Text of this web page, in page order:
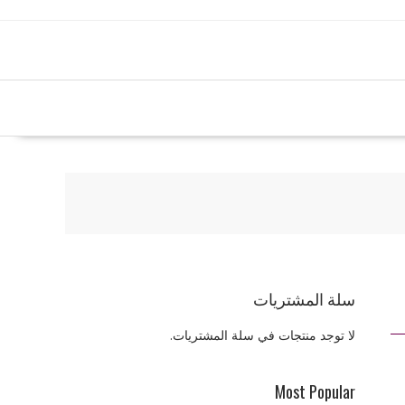
سلة المشتريات
لا توجد منتجات في سلة المشتريات.
Most Popular